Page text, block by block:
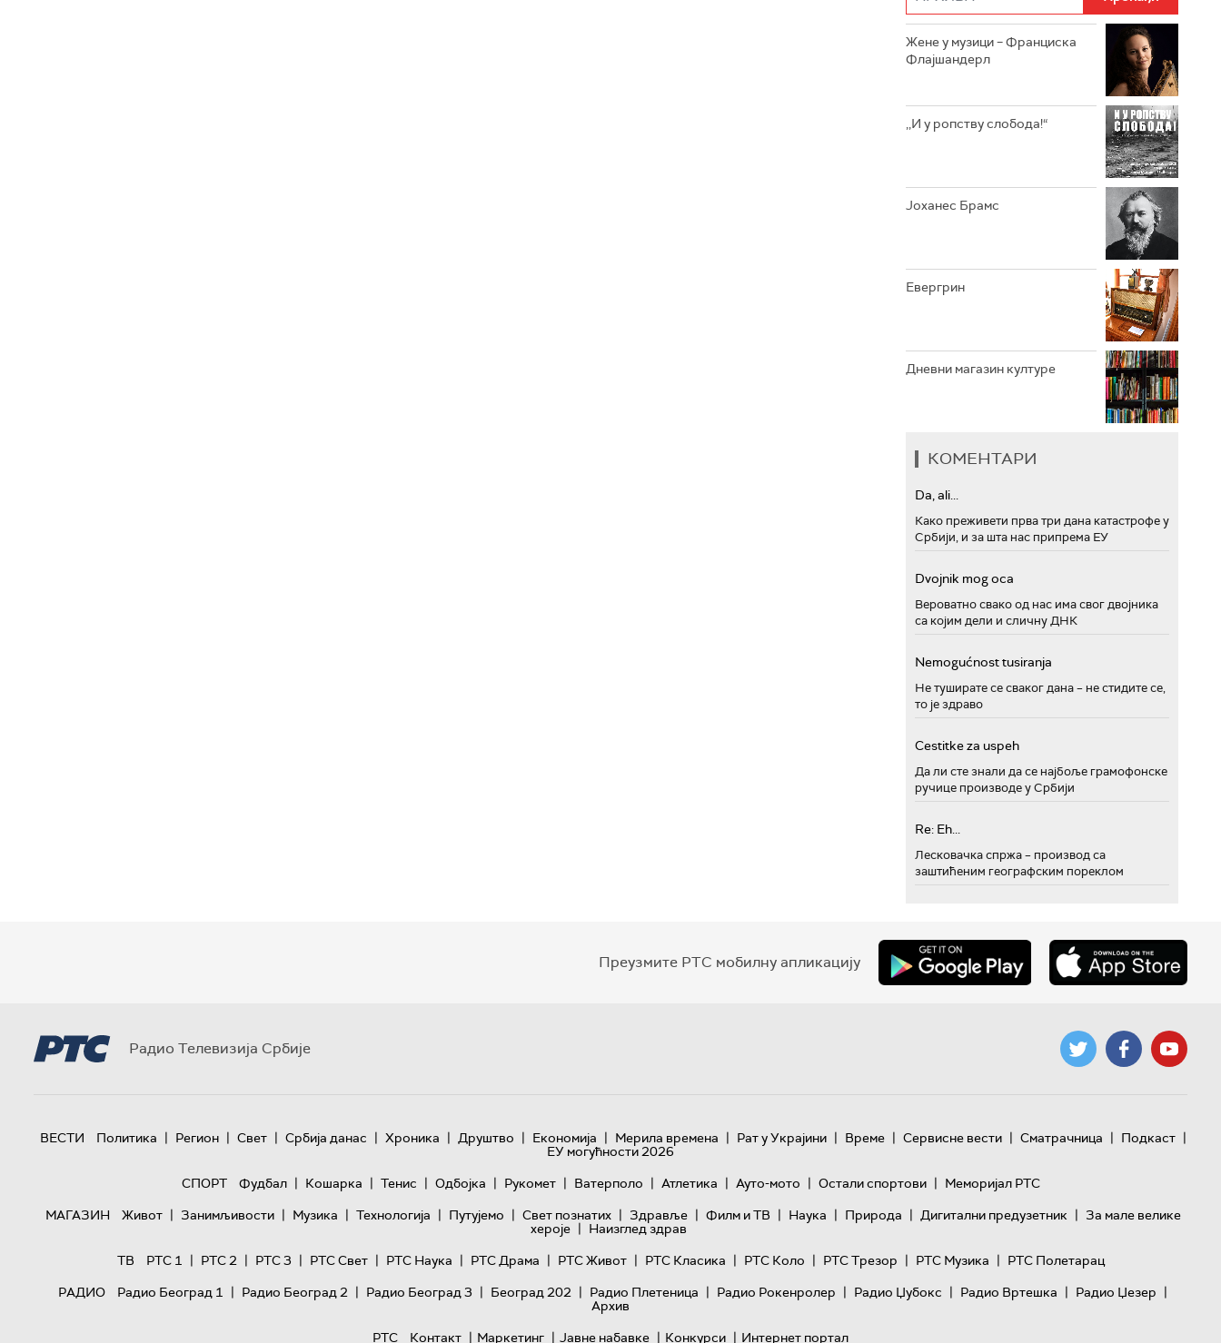
РАДИО ВРТЕШКА
РАДИО ЏЕЗЕР
Жене у музици – Франциска
Флајшандерл
,,И у ропству слобода!“
Јоханес Брамс
Евергрин
Дневни магазин културе
КОМЕНТАРИ
Da, ali...
Како преживети прва три дана катастрофе у
Србији, и за шта нас припрема ЕУ
Dvojnik mog oca
Вероватно свако од нас има свог двојника
са којим дели и сличну ДНК
Nemogućnost tusiranja
Не туширате се сваког дана – не стидите се,
то је здраво
Cestitke za uspeh
Да ли сте знали да се најбоље грамофонске
ручице производе у Србији
Re: Eh...
Лесковачка спржа – производ са
заштићеним географским пореклом
Преузмите РТС мобилну апликацију
Радио Телевизија Србије
ВЕСТИ Политика | Регион | Свет | Србија данас | Хроника | Друштво | Економија | Мерила времена | Рат у Украјини | Време | Сервисне вести | Сматрачница | Подкаст |
ЕУ могућности 2026
СПОРТ
Фудбал | Кошарка | Тенис | Одбојка | Рукомет | Ватерполо | Атлетика | Ауто-мото | Остали спортови | Меморијал РТС
МАГАЗИН
Живот | Занимљивости | Музика | Технологијa | Путујемо | Свет познатих | Здравље | Филм и ТВ | Наука | Природа | Дигитални предузетник | За мале велике
хероје | Наизглед здрав
ТВ
РТС 1 | РТС 2 | РТС 3 | РТС Свет | РТС Наука | РТС Драма | РТС Живот | РТС Класика | РТС Коло | РТС Трезор | РТС Музика | РТС Полетарац
РАДИО
Радио Београд 1 | Радио Београд 2 | Радио Београд 3 | Београд 202 | Радио Плетеница | Радио Рокенролер | Радио Џубокс | Радио Вртешка | Радио Џезер |
Архив
РТС
Контакт | Маркетинг | Јавне набавке | Конкурси | Интернет портал